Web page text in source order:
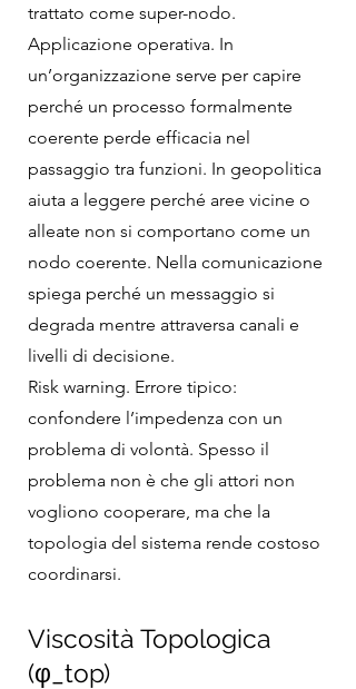
trattato come super-nodo.
Applicazione operativa. In
un’organizzazione serve per capire
perché un processo formalmente
coerente perde efficacia nel
passaggio tra funzioni. In geopolitica
aiuta a leggere perché aree vicine o
alleate non si comportano come un
nodo coerente. Nella comunicazione
spiega perché un messaggio si
degrada mentre attraversa canali e
livelli di decisione.
Risk warning. Errore tipico:
confondere l’impedenza con un
problema di volontà. Spesso il
problema non è che gli attori non
vogliono cooperare, ma che la
topologia del sistema rende costoso
coordinarsi.
Viscosità Topologica
(φ_top)